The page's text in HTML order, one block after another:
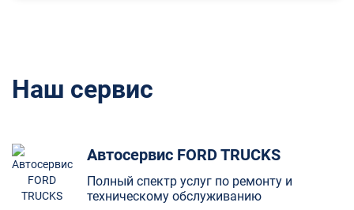
Наш сервис
Автосервис FORD TRUCKS
Полный спектр услуг по ремонту и
техническому обслуживанию